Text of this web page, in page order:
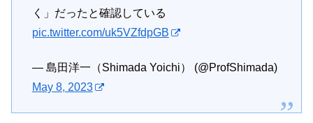
く」だったと確認している
pic.twitter.com/uk5VZfdpGB
— 島田洋一（Shimada Yoichi） (@ProfShimada)
May 8, 2023